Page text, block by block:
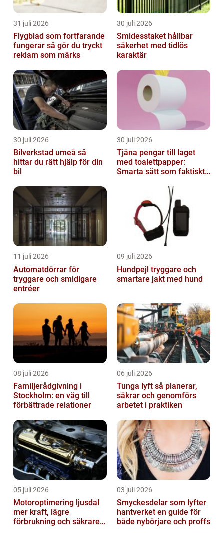
31 juli 2026
Flygblad som fortfarande
fungerar så gör du tryckt
reklam som märks
30 juli 2026
Smidesstaket hållbar
säkerhet med tidlös
karaktär
30 juli 2026
Bilverkstad umeå så
hittar du rätt hjälp för din
bil
30 juli 2026
Tjäna pengar till laget
med toalettpapper:
Smarta sätt som faktiskt
11 juli 2026
Automatdörrar för
tryggare och smidigare
entréer
09 juli 2026
Hundpejl tryggare och
smartare jakt med hund
08 juli 2026
Familjerådgivning i
Stockholm: en väg till
förbättrade relationer
06 juli 2026
Tunga lyft så planerar,
säkrar och genomförs
arbetet i praktiken
05 juli 2026
Motoroptimering ljusdal
mer kraft, lägre
förbrukning och säkrare
03 juli 2026
Smyckesdelar som lyfter
hantverket en guide för
både nybörjare och proffs